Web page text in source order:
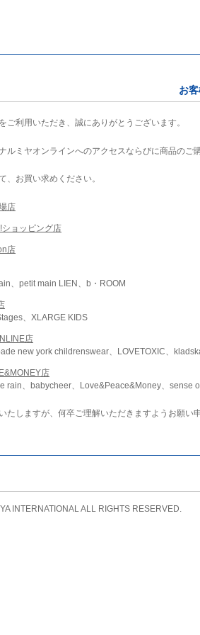
お
ご利用いただき、誠にありがとうございます。
ルミヤオンラインへのアクセスならびに商品のご
、お買い求めください。
店
ョッピング店
店
、petit main LIEN、b・ROOM
、XLARGE KIDS
店
new york childrenswear、LOVETOXIC、
店
rain、babycheer、Love&Peace&Money、sense
たしますが、何卒ご理解いただきますようお願い